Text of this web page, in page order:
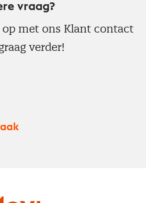
vraag?
met ons Klant contact
verder!